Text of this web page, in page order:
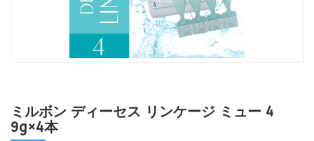
ミルボン ディーセス リンケージ ミュー 4
9g×4本